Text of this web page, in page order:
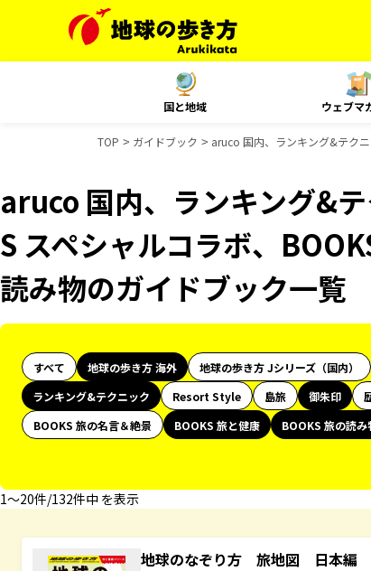
国と地域 ウェブマ
TOP ガイドブック aruco 国内、ランキング&テク
aruco 国内、ランキング&
S スペシャルコラボ、
読み物のガイドブック一覧
すべて 地球の歩き方 海外 地球の歩き方 Jシリーズ（国内）
ランキング&テクニック
Resort Style 島旅 御朱印
BOOKS 旅の名言＆絶景
BOOKS 旅と健康 BOOKS 旅の読み
1〜20件/132件中 を表示
地球のなぞり方 旅地図 日本編